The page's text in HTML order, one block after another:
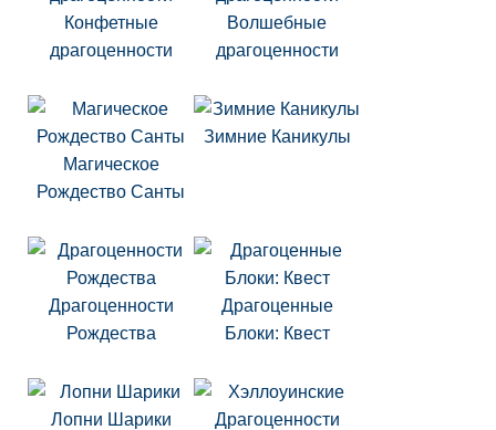
Конфетные
драгоценности
Волшебные
драгоценности
Магическое
Рождество Санты
Зимние Каникулы
Драгоценности
Рождества
Драгоценные
Блоки: Квест
Лопни Шарики